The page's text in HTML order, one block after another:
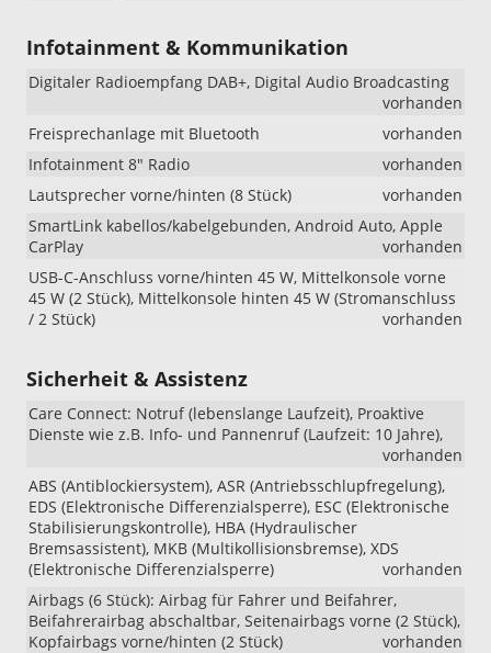
Infotainment & Kommunikation
Digitaler Radioempfang DAB+, Digital Audio Broadcasting
vorhanden
Freisprechanlage mit Bluetooth
vorhanden
Infotainment 8" Radio
vorhanden
Lautsprecher vorne/hinten (8 Stück)
vorhanden
SmartLink kabellos/kabelgebunden, Android Auto, Apple
CarPlay
vorhanden
USB-C-Anschluss vorne/hinten 45 W, Mittelkonsole vorne
45 W (2 Stück), Mittelkonsole hinten 45 W (Stromanschluss
/ 2 Stück)
vorhanden
Sicherheit & Assistenz
Care Connect: Notruf (lebenslange Laufzeit), Proaktive
Dienste wie z.B. Info- und Pannenruf (Laufzeit: 10 Jahre),
vorhanden
ABS (Antiblockiersystem), ASR (Antriebsschlupfregelung),
EDS (Elektronische Differenzialsperre), ESC (Elektronische
Stabilisierungskontrolle), HBA (Hydraulischer
Bremsassistent), MKB (Multikollisionsbremse), XDS
(Elektronische Differenzialsperre)
vorhanden
Airbags (6 Stück): Airbag für Fahrer und Beifahrer,
Beifahrerairbag abschaltbar, Seitenairbags vorne (2 Stück),
Kopfairbags vorne/hinten (2 Stück)
vorhanden